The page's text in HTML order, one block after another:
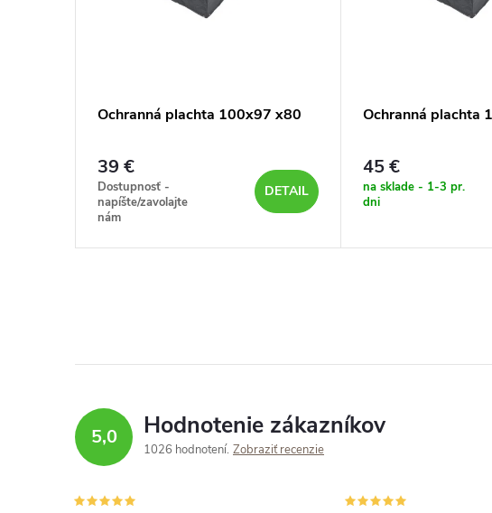
Ochranná plachta 100x97 x80
39 €
Dostupnosť -
napíšte/zavolajte
nám
DETAIL
Ochranná plachta
45 €
na sklade - 1-3 pr.
dni
5,0 Hodnotenie zákazníkov
1026 hodnotení Zobraziť recenzie